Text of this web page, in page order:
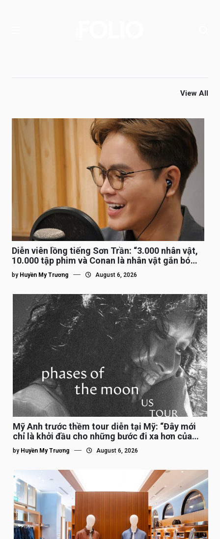
View All
Diễn viên lồng tiếng Sơn Trần: “3.000 nhân vật,
10.000 tập phim và Conan là nhân vật gắn bó
lâu nhất”
by Huyền My Trương August 6, 2026
Mỹ Anh trước thềm tour diễn tại Mỹ: “Đây mới
chỉ là khởi đầu cho những bước đi xa hơn của
tôi”
by Huyền My Trương August 6, 2026